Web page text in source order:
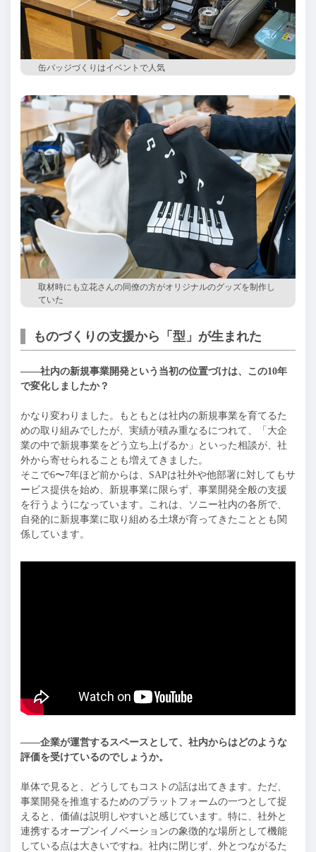
缶バッジづくりはイベントで人気
取材時にも立花さんの同僚の方がオリジナルのグッズを制作し
ていた
ものづくりの支援から「型」が生まれた
——社内の新規事業開発という当初の位置づけは、この10年
で変化しましたか？
かなり変わりました。もともとは社内の新規事業を育てるた
めの取り組みでしたが、実績が積み重なるにつれて、「大企
業の中で新規事業をどう立ち上げるか」といった相談が、社
外から寄せられることも増えてきました。
そこで6〜7年ほど前からは、SAPは社外や他部署に対してもサ
ービス提供を始め、新規事業に限らず、事業開発全般の支援
を行うようになっています。これは、ソニー社内の各所で、
自発的に新規事業に取り組める土壌が育ってきたこととも関
係しています。
——企業が運営するスペースとして、社内からはどのような
評価を受けているのでしょうか。
単体で見ると、どうしてもコストの話は出てきます。ただ、
事業開発を推進するためのプラットフォームの一つとして捉
えると、価値は説明しやすいと感じています。特に、社外と
連携するオープンイノベーションの象徴的な場所として機能
している点は大きいですね。社内に閉じず、外とつながるた